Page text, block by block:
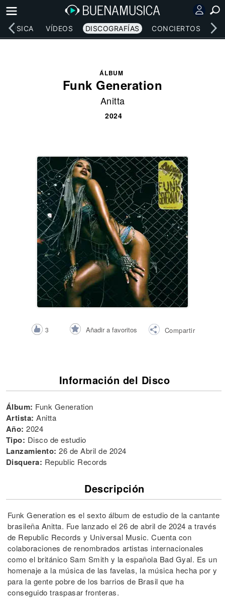
MÚSICA VÍDEOS DISCOGRAFÍAS CONCIERTOS
ÁLBUM
Funk Generation
Anitta
2024
3 Añadir a favoritos Compartir
Información del Disco
Álbum: Funk Generation
Artista: Anitta
Año: 2024
Tipo: Disco de estudio
Lanzamiento: 26 de Abril de 2024
Disquera: Republic Records
Descripción
Funk Generation es el sexto álbum de estudio de la cantante
brasileña Anitta. Fue lanzado el 26 de abril de 2024 a través
de Republic Records y Universal Music. Cuenta con
colaboraciones de renombrados artistas internacionales
como el británico Sam Smith y la española Bad Gyal. Es un
homenaje a la música de las favelas, la música hecha por y
para la gente pobre de los barrios de Brasil que ha
conseguido traspasar fronteras.